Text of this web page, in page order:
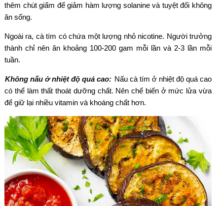
thêm chút giấm để giảm hàm lượng solanine và tuyệt đối không
ăn sống.
Ngoài ra, cà tím có chứa một lượng nhỏ nicotine. Người trưởng
thành chỉ nên ăn khoảng 100-200 gam mỗi lần và 2-3 lần mỗi
tuần.
Không nấu ở nhiệt độ quá cao: Nấu cà tím ở nhiệt độ quá cao
có thể làm thất thoát dưỡng chất. Nên chế biến ở mức lửa vừa
để giữ lại nhiều vitamin và khoáng chất hơn.